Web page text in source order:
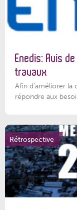
Enedis: Avis
travaux
Afin d’améliorer
répondre aux
Rétrospective